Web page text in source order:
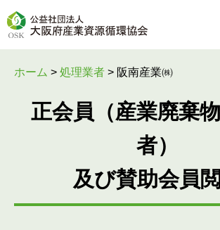
ホーム > 処理業者 > 阪南産業㈱
正会員（産業廃棄
者）
及び賛助会員